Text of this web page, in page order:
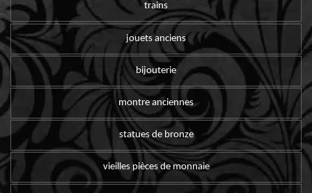
trains
jouets anciens
bijouterie
montre anciennes
statues de bronze
vieilles pièces de monnaie